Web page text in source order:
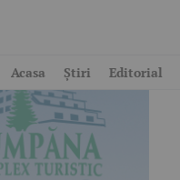
Acasa Știri Editorial